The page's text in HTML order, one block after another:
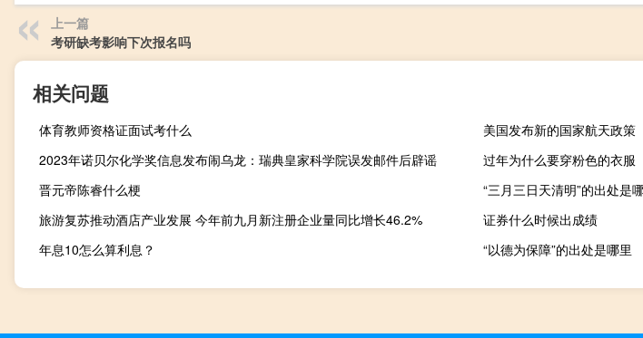
上一篇
考研缺考影响下次报名吗
相关问题
体育教师资格证面试考什么
美国发布新的国家航天政策
2023年诺贝尔化学奖信息发布闹乌龙：瑞典皇家科学院误发邮件后辟谣
过年为什么要穿粉色的衣服
晋元帝陈睿什么梗
“三月三日天清明”的出处是
旅游复苏推动酒店产业发展 今年前九月新注册企业量同比增长46.2%
证券什么时候出成绩
年息10怎么算利息？
“以德为保障”的出处是哪里